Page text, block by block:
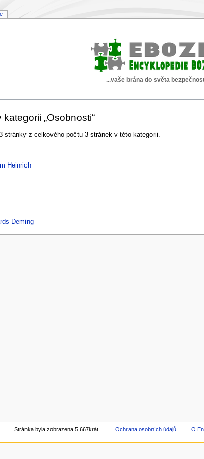
...vaše brána do světa
kategorii „Osobnosti“
stránky z celkového počtu 3 stránek v této kategorii.
Heinrich
Deming
Stránka byla zobrazena 5 667krát. Ochrana osobních údajů O